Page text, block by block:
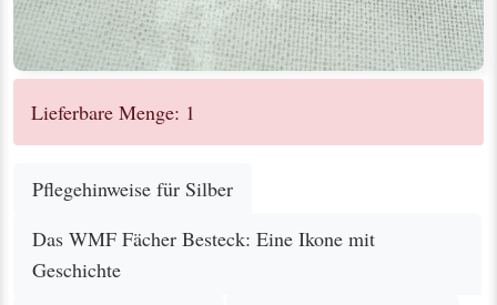
Lieferbare Menge: 1
Pflegehinweise für Silber
Das WMF Fächer Besteck: Eine Ikone mit
Geschichte